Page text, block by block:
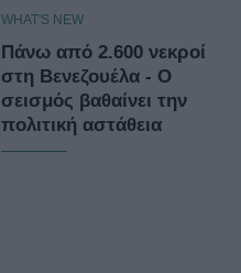
WHAT'S NEW
Πάνω από 2.600 νεκροί
στη Βενεζουέλα - Ο
σεισμός βαθαίνει την
πολιτική αστάθεια